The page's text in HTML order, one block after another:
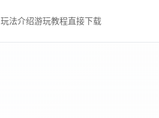
玩法介绍游玩教程直接下载